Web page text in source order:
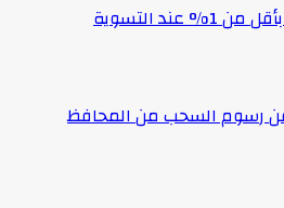
التسوية
رسوم السحب من المحافظ